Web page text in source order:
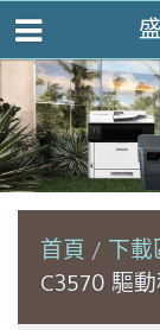
首頁 下載
C3570 驅